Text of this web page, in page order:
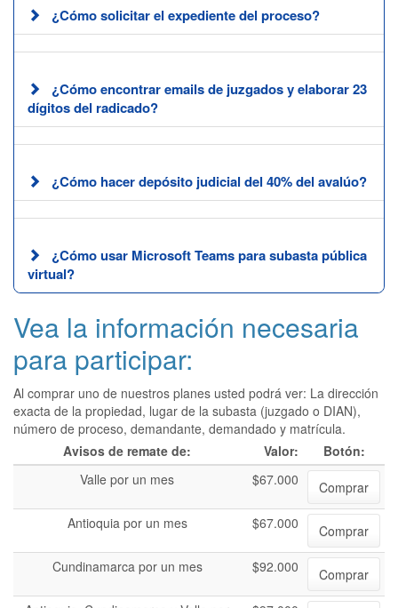
¿Cómo solicitar el expediente del proceso?
¿Cómo encontrar emails de juzgados y elaborar 23
dígitos del radicado?
¿Cómo hacer depósito judicial del 40% del avalúo?
¿Cómo usar Microsoft Teams para subasta pública
virtual?
Vea la información necesaria
para participar:
Al comprar uno de nuestros planes usted podrá ver: La dirección
exacta de la propiedad, lugar de la subasta (juzgado o DIAN),
número de proceso, demandante, demandado y matrícula.
Avisos de remate de:
Valor:
Botón:
Valle por un mes
$67.000
Comprar
Antioquia por un mes
$67.000
Comprar
Cundinamarca por un mes
$92.000
Comprar